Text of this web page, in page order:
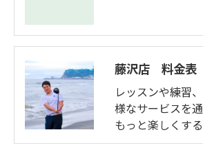
藤沢店 料金表
レッスンや練習
様なサービスを
もっと楽しくす